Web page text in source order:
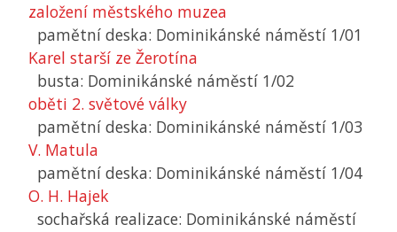
založení městského muzea
pamětní deska: Dominikánské náměstí 1/01
Karel starší ze Žerotína
busta: Dominikánské náměstí 1/02
oběti 2. světové války
pamětní deska: Dominikánské náměstí 1/03
V. Matula
pamětní deska: Dominikánské náměstí 1/04
O. H. Hajek
sochařská realizace: Dominikánské náměstí